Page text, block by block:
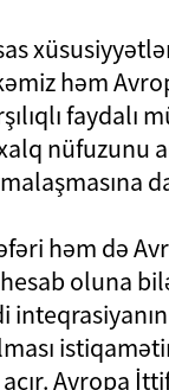
həm
faydalı
nüfuzunu
həm də
oluna
Avropa